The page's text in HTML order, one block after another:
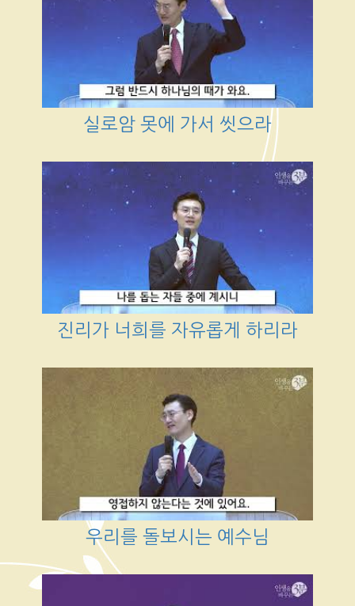
실로암 못에 가서 씻으라
진리가 너희를 자유롭게 하리라
우리를 돌보시는 예수님